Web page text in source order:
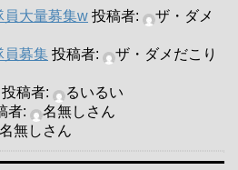
員大量募集w 投稿者:
ザ・ダメ
員募集 投稿者:
ザ・ダメだこり
投稿者:
るいるい
者:
名無しさん
名無しさん